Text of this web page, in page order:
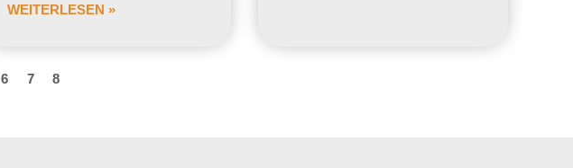
WEITERLESEN »
6 7 8